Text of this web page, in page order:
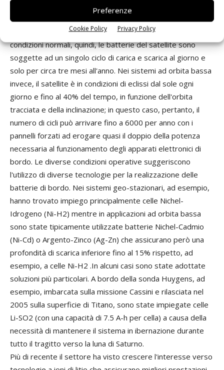
Preferenze
Cookie Policy Privacy Policy
corrispondenza dei due equinozi interessando
complessivamente fino a 90 giorni di missione con eclissi di
durata che varia da alcuni minuti fino ad 1.2 ore; in
condizioni normali, quindi, le batterie del satellite sono
soggette ad un singolo ciclo di carica e scarica al giorno e
solo per circa tre mesi all'anno. Nei sistemi ad orbita bassa
invece, il satellite è in condizioni di eclissi dal sole ogni
giorno e fino al 40% del tempo, in funzione dell'orbita
tracciata e della inclinazione; in questo caso, pertanto, il
numero di cicli può arrivare fino a 6000 per anno con i
pannelli forzati ad erogare quasi il doppio della potenza
necessaria al funzionamento degli apparati elettronici di
bordo. Le diverse condizioni operative suggeriscono
l'utilizzo di diverse tecnologie per la realizzazione delle
batterie di bordo. Nei sistemi geo-stazionari, ad esempio,
hanno trovato impiego principalmente celle Nichel-
Idrogeno (Ni-H2) mentre in applicazioni ad orbita bassa
sono state tipicamente utilizzate batterie Nichel-Cadmio
(Ni-Cd) o Argento-Zinco (Ag-Zn) che assicurano però una
profondità di scarica inferiore fino al 15% rispetto, ad
esempio, a celle Ni-H2 .In alcuni casi sono state adottate
soluzioni più particolari. A bordo della sonda Huygens, ad
esempio, imbarcata sulla missione Cassini e rilasciata nel
2005 sulla superficie di Titano, sono state impiegate celle
Li-SO2 (con una capacità di 7.5 A-h per cella) a causa della
necessità di mantenere il sistema in ibernazione durante
tutto il tragitto verso la luna di Saturno.
Più di recente il settore ha visto crescere l'interesse verso